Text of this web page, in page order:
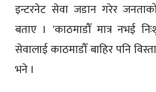
इन्टरनेट सेवा जडान गरेर
बताए । 'काठमाडौँ मात्र नभई
सेवालाई काठमाडौँ बाहिर पनि
भने ।